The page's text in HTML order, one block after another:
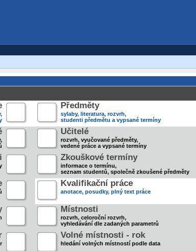
Předměty
sylaby, literatura, rozvrh,
studenti předmětu a vypsané termíny
Učitelé
rozvrh, vyučované předměty,
vedené práce a vypsané termíny
Zkouškové termíny
informace o termínu,
seznam studentů, společně zkoušené předměty
Kvalifikační práce
anotace, posudky, plný text práce
Místnosti
rozvrh, celoroční rozvrh,
vyhledávání dle zadaných parametrů
Volné místnosti - rok
hledání volných místností podle data